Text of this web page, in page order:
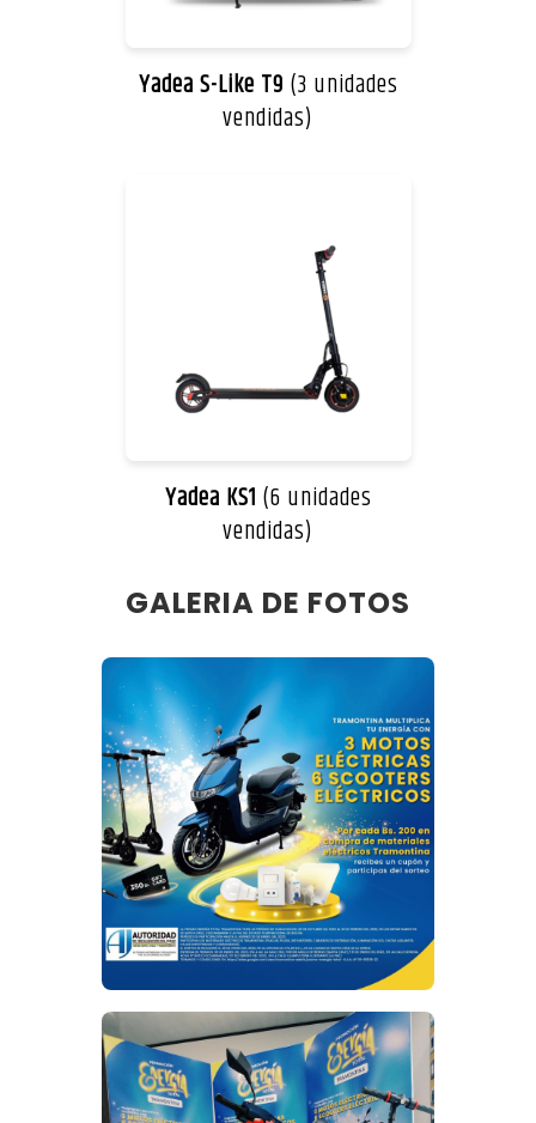
Yadea S-Like T9 (3 unidades
vendidas)
Yadea KS1 (6 unidades
vendidas)
GALERIA DE FOTOS